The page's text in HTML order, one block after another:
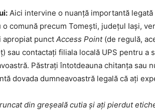
Aici intervine o nuanță importantă
o comună precum Tomești, județul Iași,
apropiat punct Access Point(de regulă,
sau contactați filiala locală UPS pentru
Păstrați întotdeauna chitanța sau
dovada dumneavoastră legală că ați
din greșeală cutia și ați pierdut